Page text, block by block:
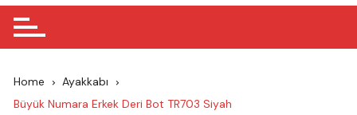
Home
Ayakkabı
Büyük Numara Erkek Deri Bot TR703 Siyah